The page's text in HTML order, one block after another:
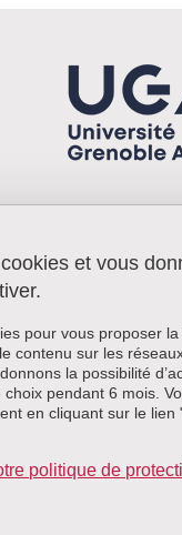
J. Safra
Ferrini
et vous
pour vous proposer
contenu sur les
la possibilité
pendant 6 mois.
en cliquant sur le
politique de